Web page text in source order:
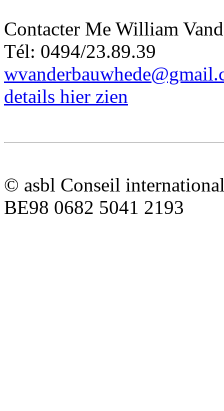
Contacter Me William
Tél: 0494/23.89.39
details hier zien
© asbl Conseil
BE98 0682 5041 2193